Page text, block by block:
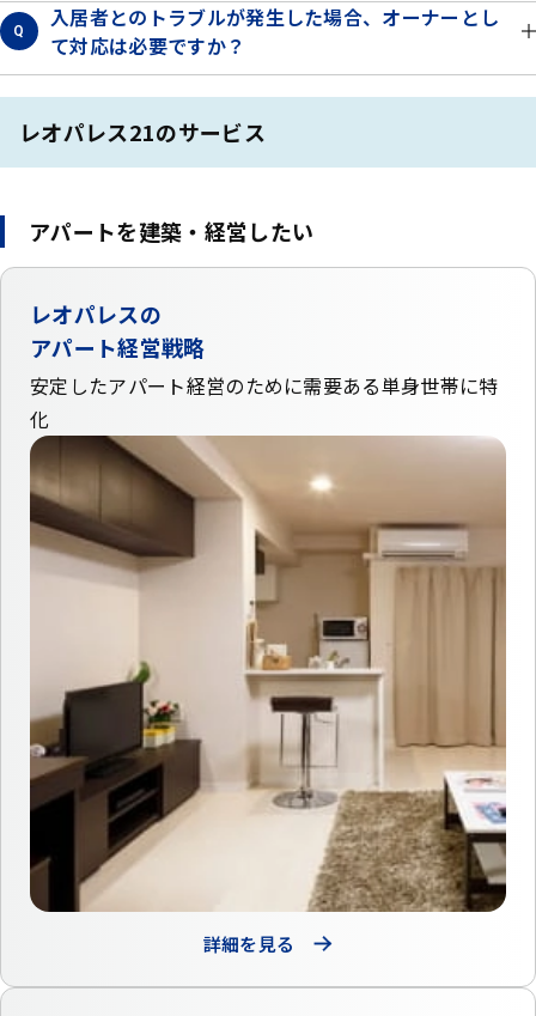
Q
入居者とのトラブルが発生した場合、オーナーとし
て対応は必要ですか？
レオパレス21のサービス
アパートを建築・経営したい
レオパレスの
アパート経営戦略
安定したアパート経営のために需要ある単身世帯に特
化
詳細を見る